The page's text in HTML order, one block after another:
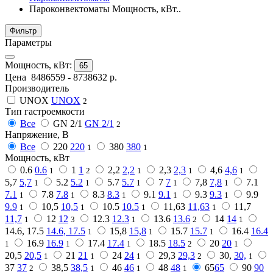
Пароконвектоматы Мощность, кВт..
Фильтр
Параметры
Мощность, кВт: 65
Цена 8486559 - 8738632 р.
Производитель
UNOX UNOX 2
Тип гастроемкости
Все
GN 2/1 GN 2/1 2
Напряжение, В
Все
220 220 1 380 380 1
Мощность, кВт
0.6 0.6 1 1 1 2 2,2 2,2 1 2,3 2,3 1 4,6 4,6 1
5,7 5,7 1 5.2 5.2 1 5.7 5.7 1 7 7 1 7,8 7,8 1
7.1
7.1 1 7.8 7.8 1 8.3 8.3 1 9.1 9.1 1 9.3 9.3 1
9.9
9.9 1 10,5 10,5 1 10.5 10.5 1 11,63 11,63 1
11,7
11,7 1 12 12 3 12.3 12.3 1 13.6 13.6 2 14 14 1
14.6, 17.5 14.6, 17.5 1 15,8 15,8 1 15.7 15.7 1 16.4 16.4
1 16.9 16.9 1 17.4 17.4 1 18.5 18.5 2 20 20 1
20,5 20,5 1 21 21 1 24 24 1 29,3 29,3 2 30, 30, 1
37 37 2 38,5 38,5 1 46 46 1 48 48 1 6565 90 90